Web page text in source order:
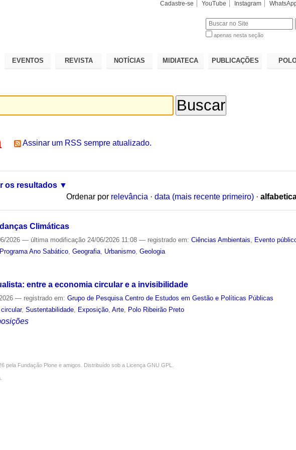
Cadastre-se YouTube Instagram
apenas nesta seção
EVENTOS REVISTA NOTÍCIAS MIDIATECA PUBLICAÇÕES
Assinar um RSS sempre atualizado.
os resultados
Ordenar por relevância · data (mais recente primeiro) ·
Climáticas
2026— última modificação 24/06/2026 11:08— registrado em:Ciências Ambientais Evento
Programa Ano Sabático ,Geografia Urbanismo ,Geologia
entre a economia circular e a invisibilidade
— registrado em:Grupo de Pesquisa Centro de Estudos em Gestão e Políticas Públicas
,Sustentabilidade Exposição ,Arte Polo Ribeirão Preto
pela Fundação Plone e amigos. Distribuído sob a Licença GNU GPL